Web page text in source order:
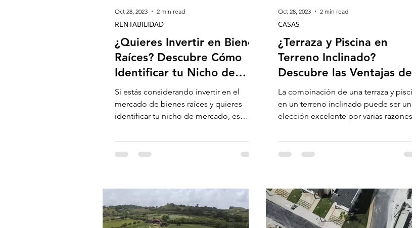
¿Quieres Invertir en Bienes
Raíces? Descubre Cómo
Identificar tu Nicho de
Mercado Ideal.
Si estás considerando invertir en el
mercado de bienes raíces y quieres
identificar tu nicho de mercado, es
RENTABILIDAD
Oct 28, 2023 2 min read
¿Terraza y Piscina en
Terreno Inclinado?
Descubre las Ventajas de
esta Combinación Perfecta
La combinación de una terraza y piscina
en un terreno inclinado puede ser una
elección excelente por varias razones:
CASAS
Oct 28, 2023 2 min read